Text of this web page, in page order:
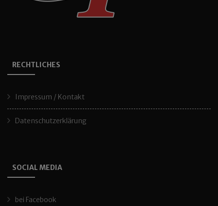
RECHTLICHES
Impressum / Kontakt
Datenschutzerklärung
SOCIAL MEDIA
bei Facebook